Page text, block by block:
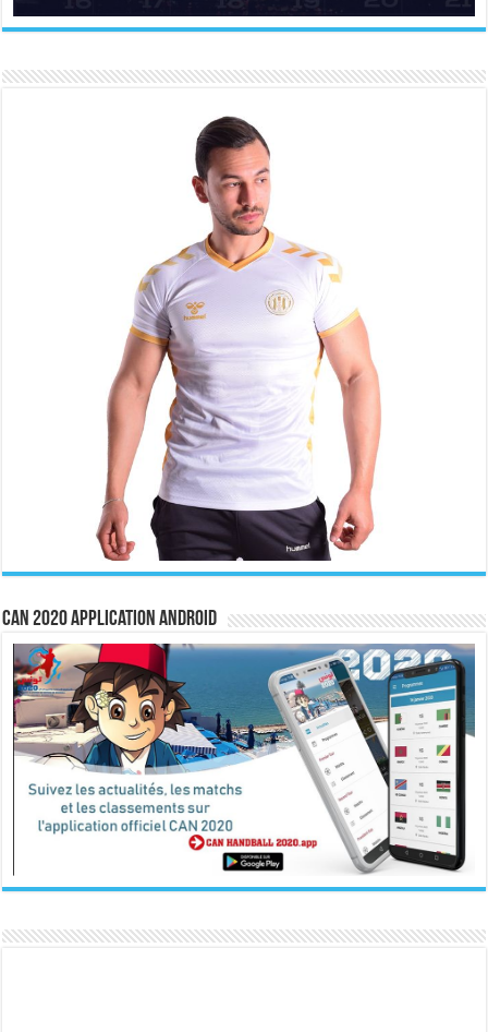
CAN 2020 Application Android